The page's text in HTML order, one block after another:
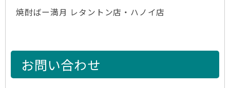
焼酎ばー満月 レタントン店・ハノイ店
お問い合わせ